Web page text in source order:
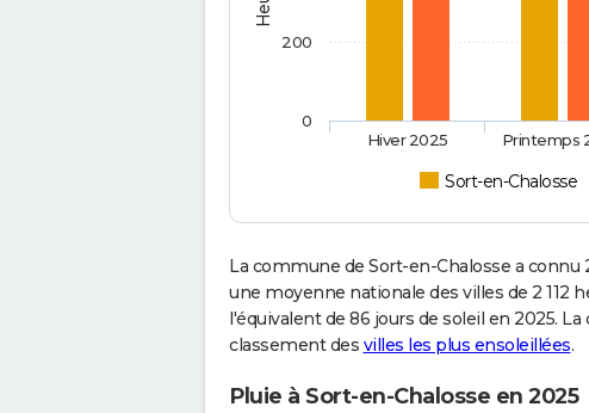
Sort-en-Chalosse
Hiver 2025 Printemps
0
200
La commune de Sort-en-Chalosse a
une moyenne nationale des villes de 2 112
l'équivalent de 86 jours de soleil en 2025.
classement des villes les plus ensoleillées.
Pluie à Sort-en-Chalosse en 2025